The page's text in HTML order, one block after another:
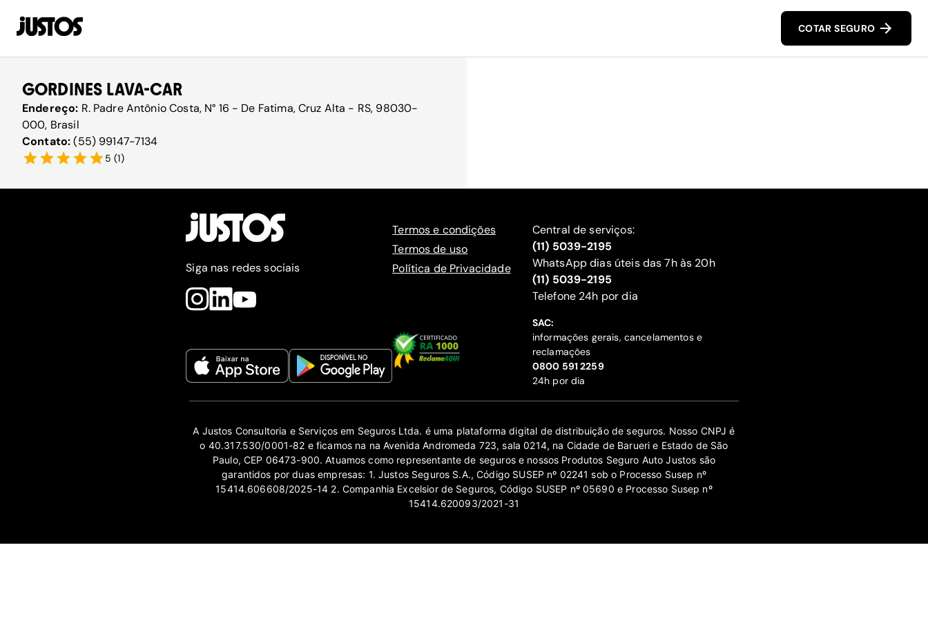
COTAR SEGURO
GORDINES LAVA-CAR
Endereço: R. Padre Antônio Costa, N° 16 - De Fatima, Cruz Alta - RS, 98030-
000, Brasil
Contato:(55) 99147-7134
5 (1)
Siga nas redes sociais
Termos e condições
Termos de uso
Política de Privacidade
Central de serviços:
(11) 5039-2195
WhatsApp dias úteis das 7h às 20h
(11) 5039-2195
‍Telefone 24h por dia
SAC:
informações gerais, cancelamentos e
reclamações
‍0800 591 2259
24h por dia
A Justos Consultoria e Serviços em Seguros Ltda. é uma plataforma digital de distribuição de seguros. Nosso CNPJ é
o 40.317.530/0001-82 e ficamos na na Avenida Andromeda 723, sala 0214, na Cidade de Barueri e Estado de São
Paulo, CEP 06473-900. Atuamos como representante de seguros e nossos Produtos Seguro Auto Justos são
garantidos por duas empresas: 1. Justos Seguros S.A., Código SUSEP nº 02241 sob o Processo Susep nº
15414.606608/2025-14 2. Companhia Excelsior de Seguros, Código SUSEP nº 05690 e Processo Susep nº
15414.620093/2021-31